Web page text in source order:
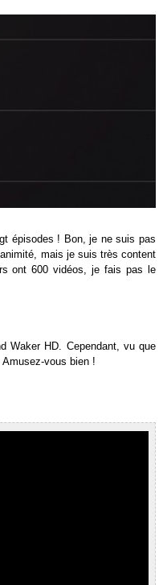
épisodes ! Bon, je ne suis pas
mais je suis très content
ont 600 vidéos, je fais pas le
Waker HD. Cependant, vu que
vous bien !